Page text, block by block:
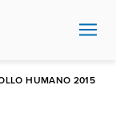
HUMANO 2015